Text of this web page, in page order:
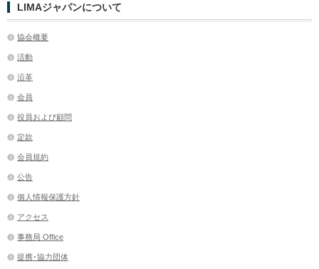
LIMAジャパンについて
協会概要
活動
沿革
会員
役員および顧問
定款
会員規約
公告
個人情報保護方針
アクセス
事務局 Office
提携･協力団体